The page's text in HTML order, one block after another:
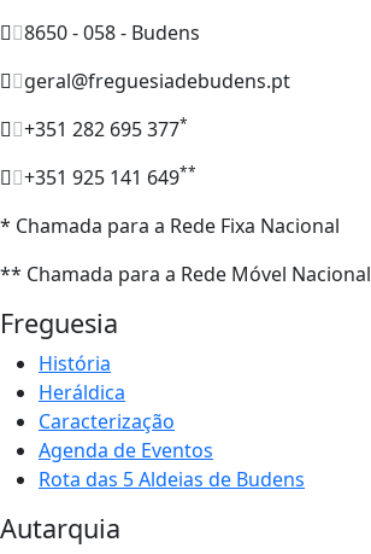
8650 - 058 - Budens
geral@freguesiadebudens.pt
+351 282 695 377*
+351 925 141 649**
* Chamada para a Rede Fixa Nacional
** Chamada para a Rede Móvel Nacional
Freguesia
História
Heráldica
Caracterização
Agenda de Eventos
Rota das 5 Aldeias de Budens
Autarquia